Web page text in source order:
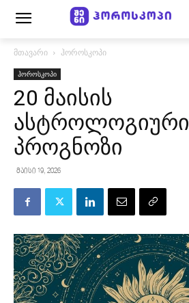
მთავარი ჰოროსკოპი
ჰოროსკოპი
20 მაისის
ასტროლოგიური
პროგნოზი
მაისი 19, 2026